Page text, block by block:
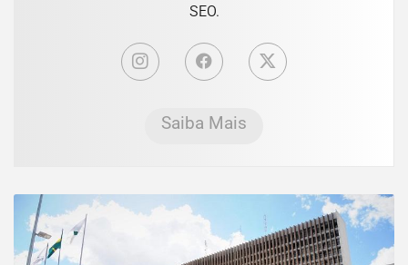
SEO.
Saiba Mais